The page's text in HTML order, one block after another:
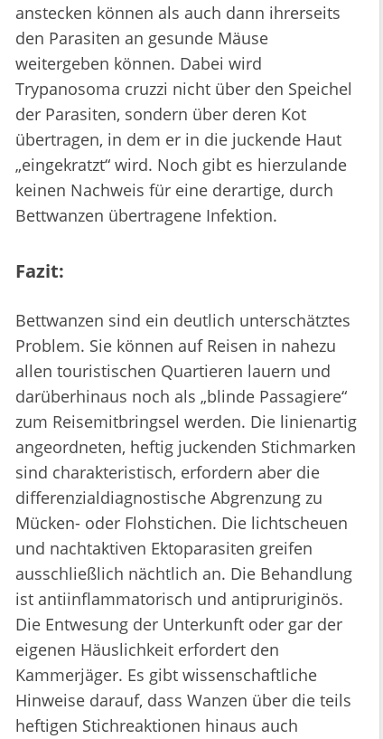
anstecken können als auch dann ihrerseits
den Parasiten an gesunde Mäuse
weitergeben können. Dabei wird
Trypanosoma cruzzi nicht über den Speichel
der Parasiten, sondern über deren Kot
übertragen, in dem er in die juckende Haut
„eingekratzt“ wird. Noch gibt es hierzulande
keinen Nachweis für eine derartige, durch
Bettwanzen übertragene Infektion.
Fazit:
Bettwanzen sind ein deutlich unterschätztes
Problem. Sie können auf Reisen in nahezu
allen touristischen Quartieren lauern und
darüberhinaus noch als „blinde Passagiere“
zum Reisemitbringsel werden. Die linienartig
angeordneten, heftig juckenden Stichmarken
sind charakteristisch, erfordern aber die
differenzialdiagnostische Abgrenzung zu
Mücken- oder Flohstichen. Die lichtscheuen
und nachtaktiven Ektoparasiten greifen
ausschließlich nächtlich an. Die Behandlung
ist antiinflammatorisch und antipruriginös.
Die Entwesung der Unterkunft oder gar der
eigenen Häuslichkeit erfordert den
Kammerjäger. Es gibt wissenschaftliche
Hinweise darauf, dass Wanzen über die teils
heftigen Stichreaktionen hinaus auch